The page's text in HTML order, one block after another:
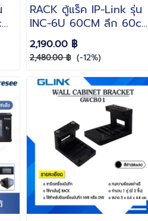
RACK ตู้แร็ค IP-Link รุ่น
INC-6U 60CM ลึก 60cm.
ขนาด 60x60X37 cm.
เหล็ก SPCC COLD
ROLLED STEEL
2,190.00 ฿
2,480.00 ฿ (-12%)